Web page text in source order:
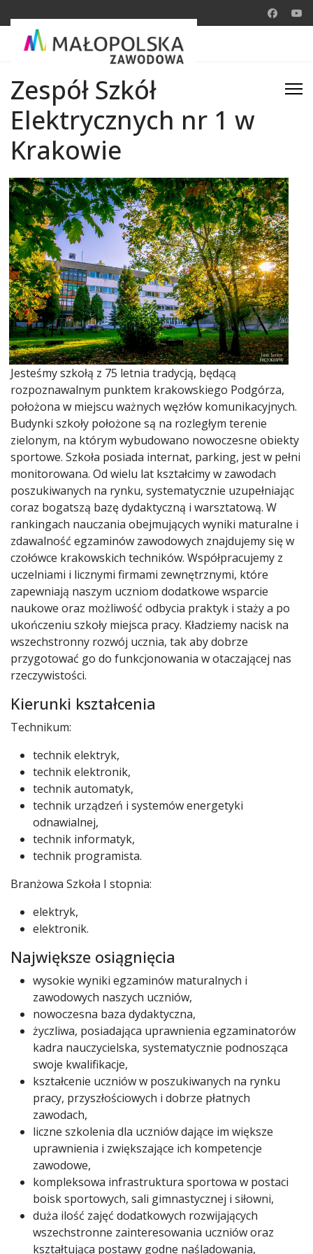
Zespół Szkół
Elektrycznych nr 1 w
Krakowie
Jesteśmy szkołą z 75 letnia tradycją, będącą
rozpoznawalnym punktem krakowskiego Podgórza,
położona w miejscu ważnych węzłów komunikacyjnych.
Budynki szkoły położone są na rozległym terenie
zielonym, na którym wybudowano nowoczesne obiekty
sportowe. Szkoła posiada internat, parking, jest w pełni
monitorowana. Od wielu lat kształcimy w zawodach
poszukiwanych na rynku, systematycznie uzupełniając
coraz bogatszą bazę dydaktyczną i warsztatową. W
rankingach nauczania obejmujących wyniki maturalne i
zdawalność egzaminów zawodowych znajdujemy się w
czołówce krakowskich techników. Współpracujemy z
uczelniami i licznymi firmami zewnętrznymi, które
zapewniają naszym uczniom dodatkowe wsparcie
naukowe oraz możliwość odbycia praktyk i staży a po
ukończeniu szkoły miejsca pracy. Kładziemy nacisk na
wszechstronny rozwój ucznia, tak aby dobrze
przygotować go do funkcjonowania w otaczającej nas
rzeczywistości.
Kierunki kształcenia
Technikum:
technik elektryk,
technik elektronik,
technik automatyk,
technik urządzeń i systemów energetyki
odnawialnej,
technik informatyk,
technik programista.
Branżowa Szkoła I stopnia:
elektryk,
elektronik.
Największe osiągnięcia
wysokie wyniki egzaminów maturalnych i
zawodowych naszych uczniów,
nowoczesna baza dydaktyczna,
życzliwa, posiadająca uprawnienia egzaminatorów
kadra nauczycielska, systematycznie podnosząca
swoje kwalifikacje,
kształcenie uczniów w poszukiwanych na rynku
pracy, przyszłościowych i dobrze płatnych
zawodach,
liczne szkolenia dla uczniów dające im większe
uprawnienia i zwiększające ich kompetencje
zawodowe,
kompleksowa infrastruktura sportowa w postaci
boisk sportowych, sali gimnastycznej i siłowni,
duża ilość zajęć dodatkowych rozwijających
wszechstronne zainteresowania uczniów oraz
kształtująca postawy godne naśladowania,